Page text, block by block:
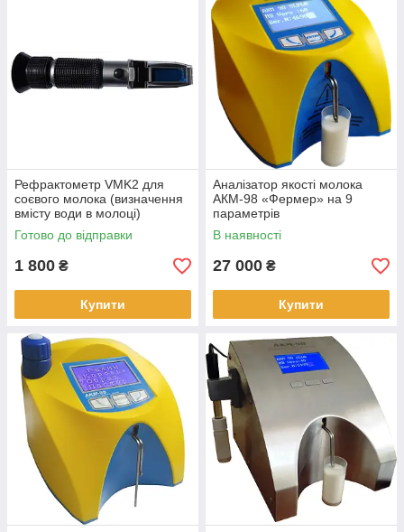
Рефрактометр VMK2 для
соєвого молока (визначення
вмісту води в молоці)
Готово до відправки
1 800 ₴
Купити
Аналізатор якості молока
АКМ-98 «Фермер» на 9
параметрів
В наявності
27 000 ₴
Купити